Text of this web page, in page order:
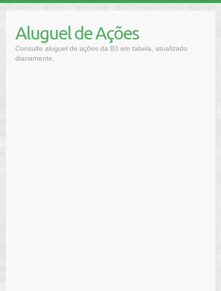
contentAluguel de Ações
Consulte aluguel de ações da B3 em tabela, atualizado
diariamente.